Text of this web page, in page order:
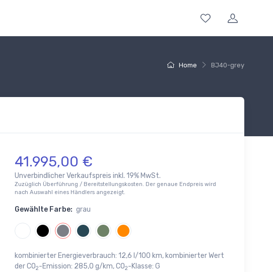
Home BJ40-grey
41.995,00 €
Unverbindlicher Verkaufspreis inkl. 19% MwSt.
Zuzüglich Überführung / Bereitstellungskosten. Der genaue Endpreis wird
nach Auswahl eines Händlers angezeigt.
Gewählte Farbe: grau
kombinierter Energieverbrauch: 12,6 l/100 km, kombinierter Wert
der CO2-Emission: 285,0 g/km, CO2-Klasse: G